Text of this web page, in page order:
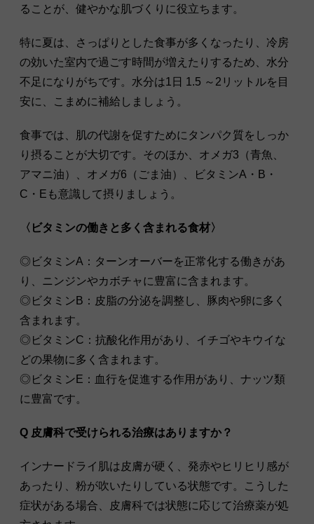
ることが、健やかな肌づくりに役立ちます。
特に夏は、さっぱりとした食事が多くなったり、冷房
の効いた室内で過ごす時間が増えたりするため、水分
不足になりがちです。水分は1日 1.5 ～2リットルを目
安に、こまめに補給しましょう。
食事では、肌の代謝を促すためにタンパク質をしっか
り摂ることが大切です。そのほか、オメガ3（青魚、
アマニ油）、オメガ6（ごま油）、ビタミンA・B・
C・Eも意識して摂りましょう。
〈ビタミンの働きと多く含まれる食材〉
◎ビタミンA：ターンオーバーを正常化する働きがあ
り、ニンジンやカボチャに豊富に含まれます。
◎ビタミンB：皮脂の分泌を調整し、豚肉や卵に多く
含まれます。
◎ビタミンC：抗酸化作用があり、イチゴやキウイな
どの果物に多く含まれます。
◎ビタミンE：血行を促進する作用があり、ナッツ類
に豊富です。
Q 皮膚科で受けられる治療はありますか？
インナードライ肌は皮膚が硬く、発赤やヒリヒリ感が
あったり、粉が吹いたりしている状態です。こうした
症状がある場合、皮膚科では状態に応じて治療薬が処